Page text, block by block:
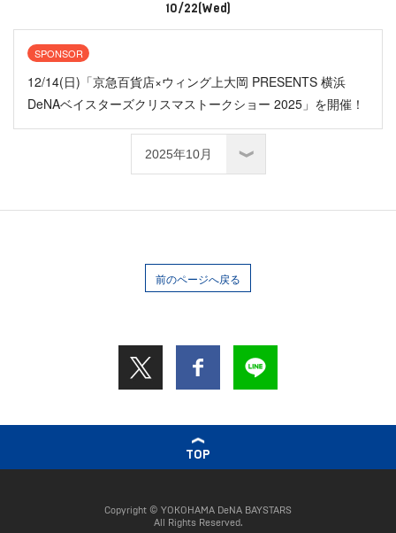
10/22(Wed)
SPONSOR
12/14(日)「京急百貨店×ウィング上大岡 PRESENTS 横浜
DeNAベイスターズクリスマストークショー 2025」を開催！
前のページへ戻る
TOP
Copyright © YOKOHAMA DeNA BAYSTARS
All Rights Reserved.